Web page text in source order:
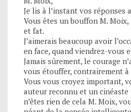
Je lis à l’instant vos réponses
Vous êtes un bouffon M.
et fat.
J’aimerais beaucoup avoir
en face, quand viendrez-vous
Jamais sûrement, le courage
vous étouffer, contrairement
Vous vous croyez important,
auteur reconnu et un
n’êtes rien de cela M. Moix,